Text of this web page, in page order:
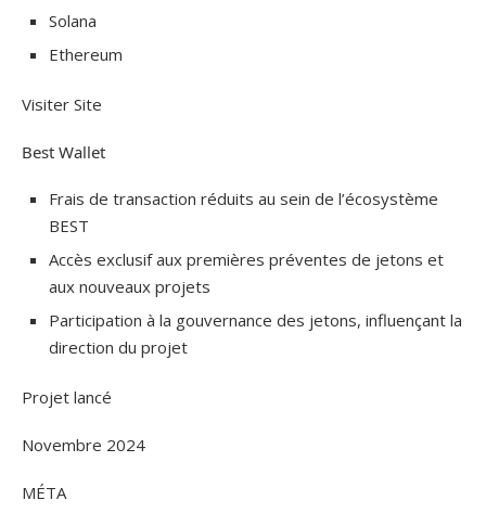
Solana
Ethereum
Visiter Site
Best Wallet
Frais de transaction réduits au sein de l’écosystème
BEST
Accès exclusif aux premières préventes de jetons et
aux nouveaux projets
Participation à la gouvernance des jetons, influençant la
direction du projet
Projet lancé
Novembre 2024
MÉTA